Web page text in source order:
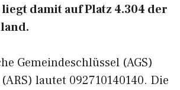
damit auf Platz 4.304 der
Gemeindeschlüssel (AGS)
lautet 092710140140. Die